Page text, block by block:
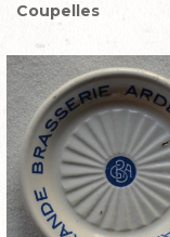
Coupelles